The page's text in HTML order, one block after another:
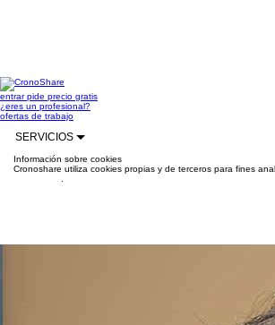
entrarpide precio gratis
¿eres un profesional?
ofertas de trabajo
SERVICIOS
Información sobre cookies
Cronoshare utiliza cookies propias y de terceros para fines